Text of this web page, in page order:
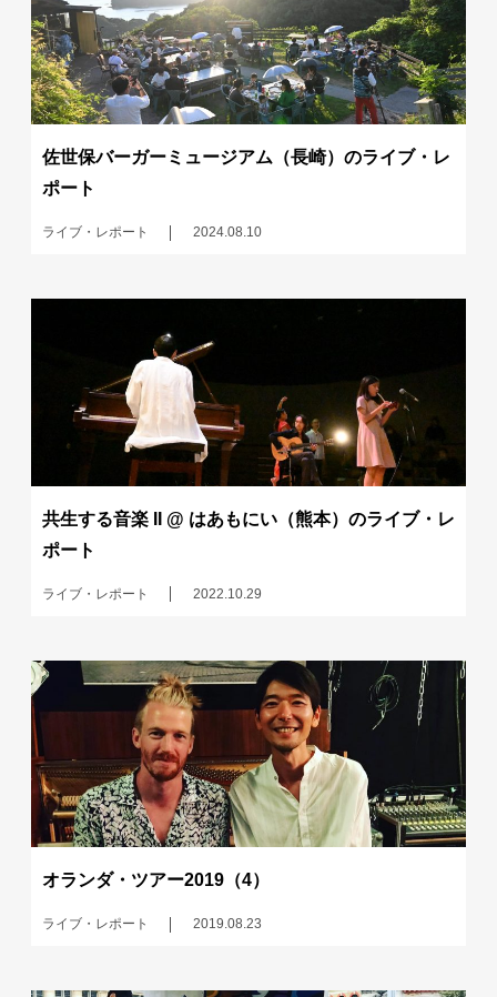
佐世保バーガーミュージアム（長崎）のライブ・レ
ポート
ライブ・レポート 2024.08.10
共生する音楽 II @ はあもにい（熊本）のライブ・レ
ポート
ライブ・レポート 2022.10.29
オランダ・ツアー2019（4）
ライブ・レポート 2019.08.23